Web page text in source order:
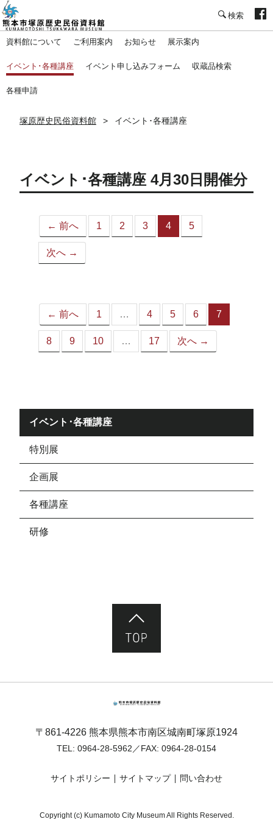
資料館について ご利用案内 お知らせ 展示案内
イベント･各種講座 イベント申し込みフォーム 収蔵品検索
各種申請
塚原歴史民俗資料館 イベント･各種講座
イベント･各種講座 4月30日開催分
← 前へ 1 2 3 4
（こ
5
次へ →
← 前へ 1 … 4 5 6 7
8 9 10 … 17 次へ →
イベント･各種講座
特別展
企画展
各種講座
研修
〒861-4226 熊本県熊本市南区城南町塚原1924
TEL: 0964-28-5962 ／FAX: 0964-28-0154
サイトポリシー サイトマップ 問い合わせ
Copyright (c) Kumamoto City Museum All Rights Reserved.